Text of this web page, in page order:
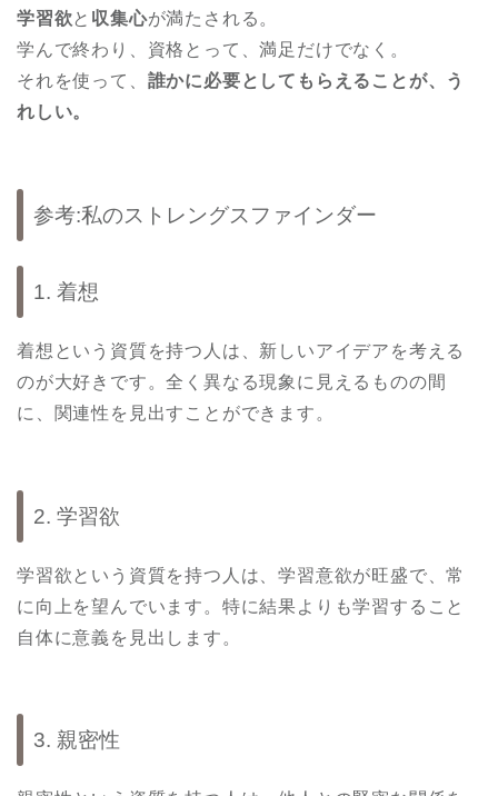
学習欲と 収集心が満たされる。
学んで終わり、資格とって、満足だけでなく。
それを使って、 誰かに必要としてもらえることが、う
れしい。
参考:私のストレングスファインダー
1. 着想
着想という資質を持つ人は、新しいアイデアを考える
のが大好きです。全く異なる現象に見えるものの間
に、関連性を見出すことができます。
2. 学習欲
学習欲という資質を持つ人は、学習意欲が旺盛で、常
に向上を望んでいます。特に結果よりも学習すること
自体に意義を見出します。
3. 親密性